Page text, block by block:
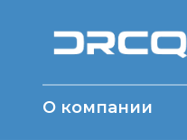
О компании